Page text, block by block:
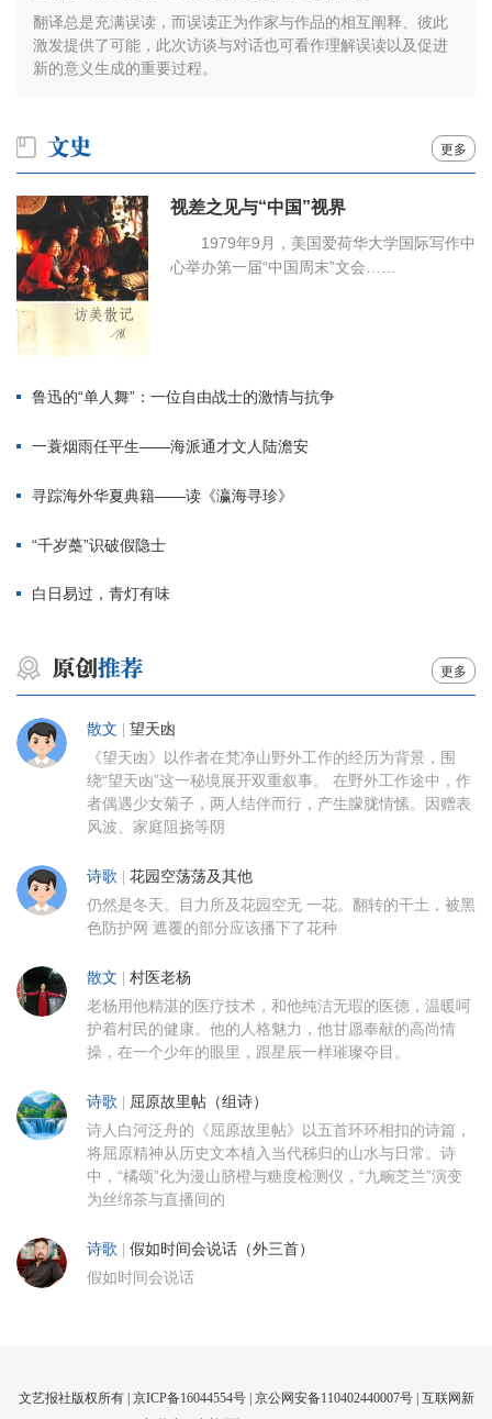
翻译总是充满误读，而误读正为作家与作品的相互阐释、彼此
激发提供了可能，此次访谈与对话也可看作理解误读以及促进
新的意义生成的重要过程。
更多
视差之见与“中国”视界
1979年9月，美国爱荷华大学国际写作中
心举办第一届“中国周末”文会……
鲁迅的“单人舞”：一位自由战士的激情与抗争
一蓑烟雨任平生——海派通才文人陆澹安
寻踪海外华夏典籍——读《瀛海寻珍》
“千岁蘽”识破假隐士
白日易过，青灯有味
更多
散文 | 望天凼
《望天凼》以作者在梵净山野外工作的经历为背景，围
绕“望天凼”这一秘境展开双重叙事。 在野外工作途中，作
者偶遇少女菊子，两人结伴而行，产生朦胧情愫。因赠表
风波、家庭阻挠等阴
诗歌 | 花园空荡荡及其他
仍然是冬天。目力所及花园空无 一花。翻转的干土，被黑
色防护网 遮覆的部分应该播下了花种
散文 | 村医老杨
老杨用他精湛的医疗技术，和他纯洁无瑕的医德，温暖呵
护着村民的健康。他的人格魅力，他甘愿奉献的高尚情
操，在一个少年的眼里，跟星辰一样璀璨夺目。
诗歌 | 屈原故里帖（组诗）
诗人白河泛舟的《屈原故里帖》以五首环环相扣的诗篇，
将屈原精神从历史文本植入当代秭归的山水与日常。诗
中，“橘颂”化为漫山脐橙与糖度检测仪，“九畹芝兰”演变
为丝绵茶与直播间的
诗歌 | 假如时间会说话（外三首）
假如时间会说话
文艺报社版权所有 | 京ICP备16044554号| 京公网安备110402440007号 | 互联网新